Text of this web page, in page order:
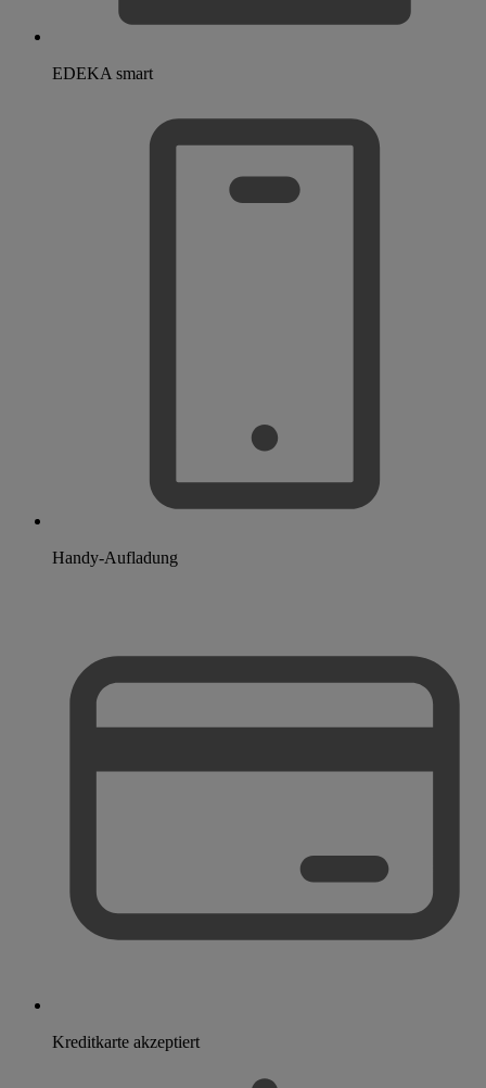
EDEKA smart
Handy-Aufladung
Kreditkarte akzeptiert